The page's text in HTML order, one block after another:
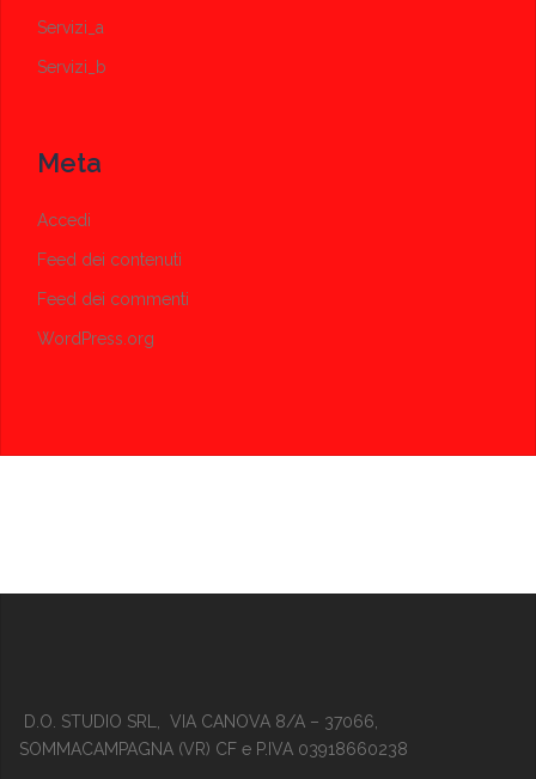
Servizi_a
Servizi_b
Meta
Accedi
Feed dei contenuti
Feed dei commenti
WordPress.org
D.O. STUDIO SRL, VIA CANOVA 8/A – 37066,
SOMMACAMPAGNA (VR) CF e P.IVA 03918660238